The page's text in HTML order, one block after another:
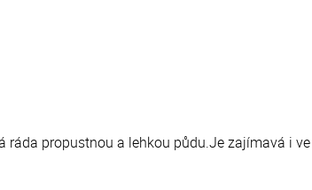
propustnou a lehkou půdu.Je zajímavá i